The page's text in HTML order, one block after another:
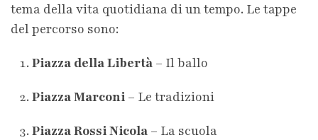
tema della vita quotidiana di un tempo. Le tappe
del percorso sono:
Piazza della Libertà – Il ballo
Piazza Marconi – Le tradizioni
Piazza Rossi Nicola – La scuola